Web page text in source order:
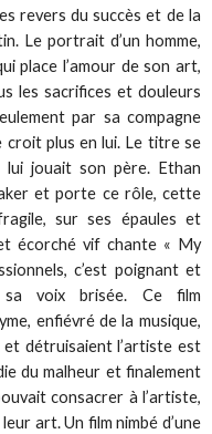
revers du succès et de la
Le portrait d’un homme,
place l’amour de son art,
les sacrifices et douleurs
par sa compagne
croit plus en lui. Le titre se
lui jouait son père. Ethan
et porte ce rôle, cette
sur ses épaules et
écorché vif chante « My
c’est poignant et
voix brisée. Ce film
enfiévré de la musique,
et détruisaient l’artiste est
du malheur et finalement
consacrer à l’artiste,
art. Un film nimbé d’une